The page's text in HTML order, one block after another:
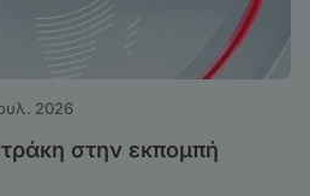
2026
στην εκπομπή